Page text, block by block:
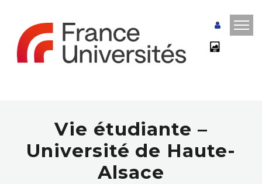
Vie étudiante –
Université de Haute-
Alsace